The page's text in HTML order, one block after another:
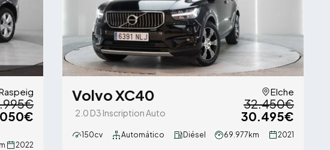
2022
Volvo XC40
2.0 D3 Inscription Auto
Elche
32.450€
30.495€
150cv Automático Diésel 69.977km 2021